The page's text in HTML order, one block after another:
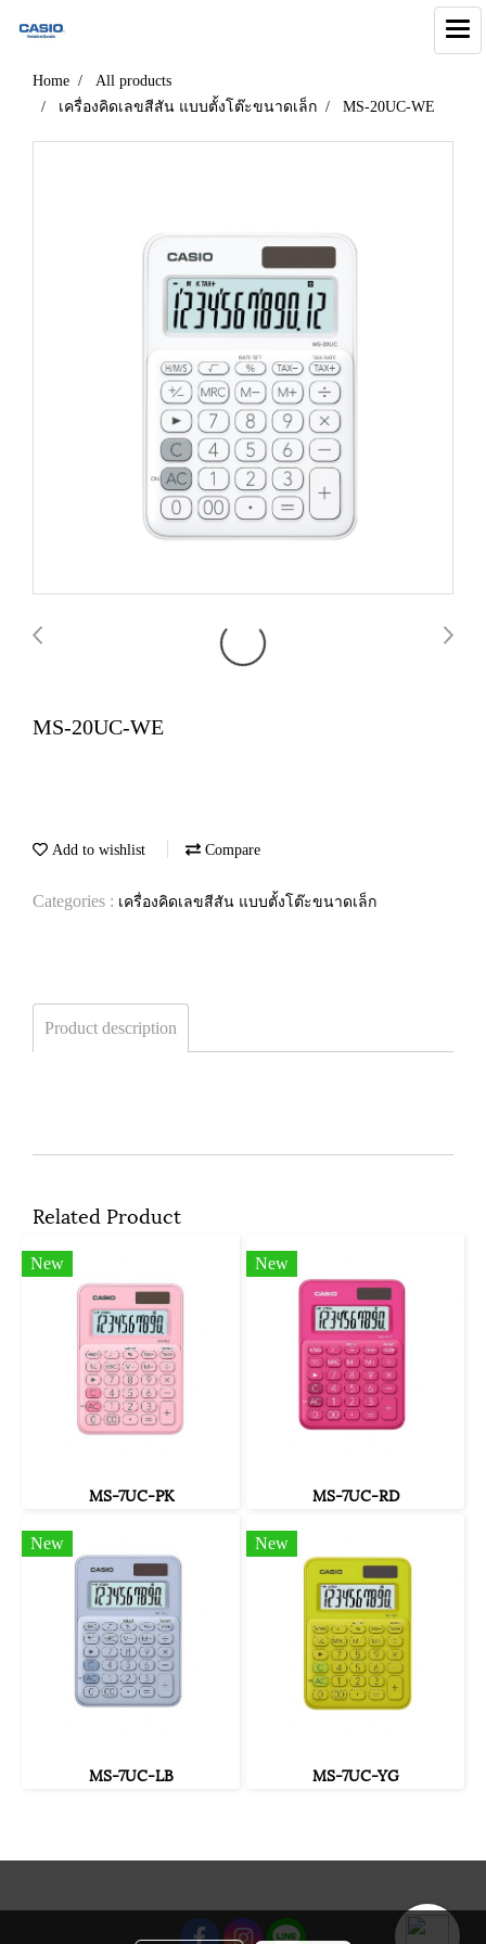
Home
All products
เครื่องคิดเลขสีสัน แบบตั้งโต๊ะขนาดเล็ก
MS-20UC-WE
MS-20UC-WE
Add to wishlist Compare
Categories : เครื่องคิดเลขสีสัน แบบตั้งโต๊ะขนาดเล็ก
Product description
Related Product
New
MS-7UC-PK
New
MS-7UC-RD
New
MS-7UC-LB
New
MS-7UC-YG